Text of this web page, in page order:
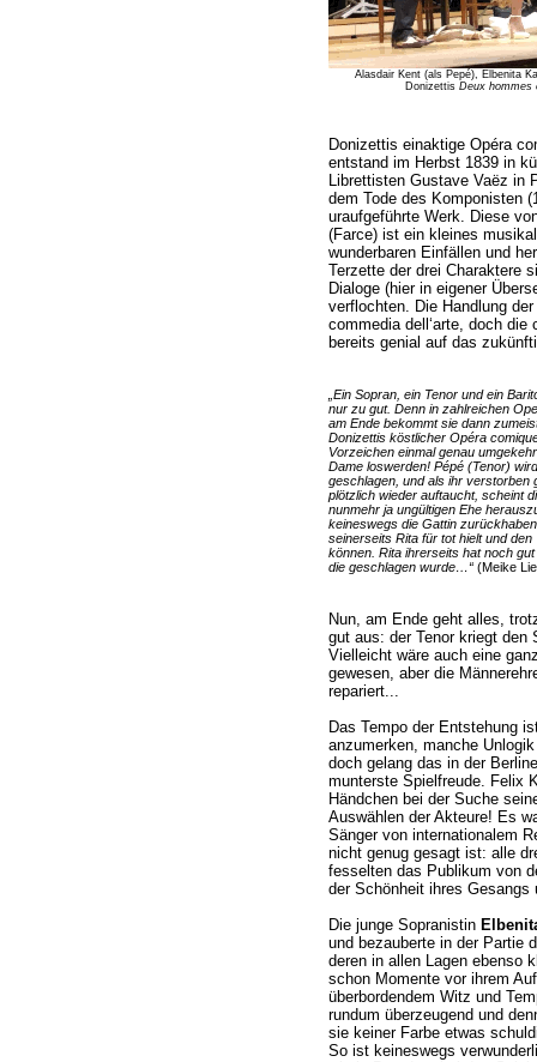
Alasdair Kent (als Pepé), Elbenita
Donizettis Deux hommes
Donizettis einaktige Opéra
entstand im Herbst 1839 in
Librettisten Gustave Vaëz in
dem Tode des Komponisten
uraufgeführte Werk. Diese
(Farce) ist ein kleines
wunderbaren Einfällen und
Terzette der drei Charaktere
Dialoge (hier in eigener
verflochten. Die Handlung
commedia dell‘arte, doch
bereits genial auf das
„Ein Sopran, ein Tenor und ein
nur zu gut. Denn in zahlreichen
am Ende bekommt sie dann
Donizettis köstlicher Opéra
Vorzeichen einmal genau
Dame loswerden! Pépé (Tenor)
geschlagen, und als ihr verstorben
plötzlich wieder auftaucht, scheint
nunmehr ja ungültigen Ehe
keineswegs die Gattin
seinerseits Rita für tot hielt und
können. Rita ihrerseits hat noch
die geschlagen wurde…“(Meike
Nun, am Ende geht alles,
gut aus: der Tenor kriegt den
Vielleicht wäre auch eine
gewesen, aber die
repariert...
Das Tempo der Entstehung
anzumerken, manche
doch gelang das in der
munterste Spielfreude. Felix
Händchen bei der Suche
Auswählen der Akteure! Es
Sänger von internationalem
nicht genug gesagt ist: alle
fesselten das Publikum von
der Schönheit ihres Gesangs
Die junge Sopranistin
und bezauberte in der Partie
deren in allen Lagen ebenso
schon Momente vor ihrem
überbordendem Witz und
rundum überzeugend und
sie keiner Farbe etwas
So ist keineswegs